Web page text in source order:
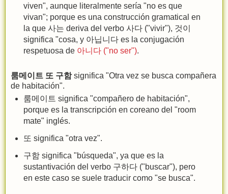
viven", aunque literalmente sería "no es que
vivan"; porque es una construcción gramatical en
la que 사는 deriva del verbo 사다 ("vivir"), 것이
significa "cosa, y 아닙니다 es la conjugación
respetuosa de 아니다 ("no ser").
룸메이트 또 구함significa "Otra vez se busca compañera
de habitación".
룸메이트 significa "compañero de habitación",
porque es la transcripción en coreano del "room
mate" inglés.
또 significa "otra vez".
구함 significa "búsqueda", ya que es la
sustantivación del verbo 구하다 ("buscar"), pero
en este caso se suele traducir como "se busca".